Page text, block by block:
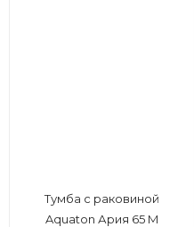
Тумба с раковиной
Aquaton Ария 65 М